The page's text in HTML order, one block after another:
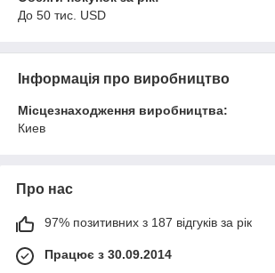
До 50 тис. USD
Інформація про виробництво
Місцезнаходження виробництва:
Киев
Про нас
97% позитивних з 187 відгуків за рік
Працює з 30.09.2014